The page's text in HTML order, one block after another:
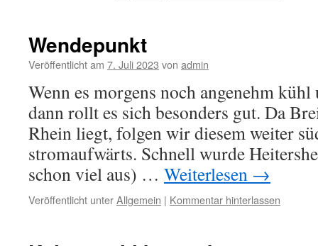
Wendepunkt
Veröffentlicht am 7. Juli 2023 von admin
Wenn es morgens noch angenehm
dann rollt es sich besonders gut. Da
Rhein liegt, folgen wir diesem weiter
stromaufwärts. Schnell wurde
schon viel aus) … Weiterlesen →
Veröffentlicht unterAllgemein | Kommentar hinterlassen